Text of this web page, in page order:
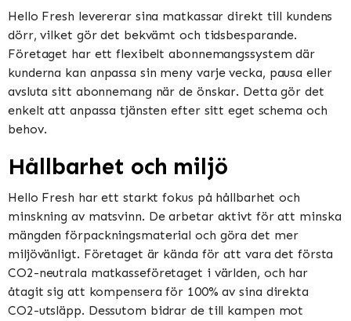
Hello Fresh levererar sina matkassar direkt till kundens
dörr, vilket gör det bekvämt och tidsbesparande.
Företaget har ett flexibelt abonnemangssystem där
kunderna kan anpassa sin meny varje vecka, pausa eller
avsluta sitt abonnemang när de önskar. Detta gör det
enkelt att anpassa tjänsten efter sitt eget schema och
behov.
Hållbarhet och miljö
Hello Fresh har ett starkt fokus på hållbarhet och
minskning av matsvinn. De arbetar aktivt för att minska
mängden förpackningsmaterial och göra det mer
miljövänligt. Företaget är kända för att vara det första
CO2-neutrala matkasseföretaget i världen, och har
åtagit sig att kompensera för 100% av sina direkta
CO2-utsläpp. Dessutom bidrar de till kampen mot